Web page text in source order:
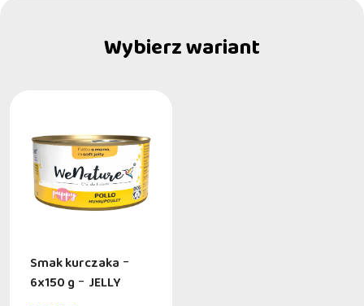
Wybierz wariant
Smak kurczaka -
6x150 g - JELLY